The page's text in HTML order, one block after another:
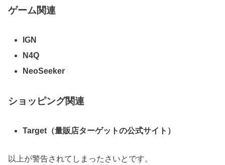
ゲーム関連
IGN
N4Q
NeoSeeker
ショッピング関連
Target（量販店ターゲットの公式サイト）
以上が警告されてしまったさいとです。